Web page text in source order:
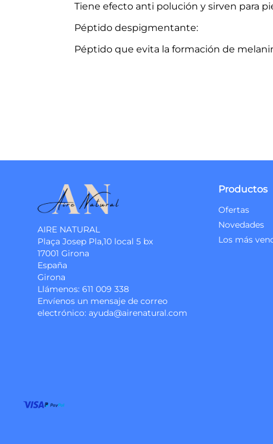
Tiene efecto anti polución y sirven para
Péptido despigmentante:
Péptido que evita la formación de
AIRE NATURAL
Plaça Josep Pla,10 local 5 bx
17001 Girona
España
Girona
Llámenos: 611 009 338
Envíenos un mensaje de correo
electrónico: ayuda@airenatural.com
Productos
Ofertas
Novedades
Los más